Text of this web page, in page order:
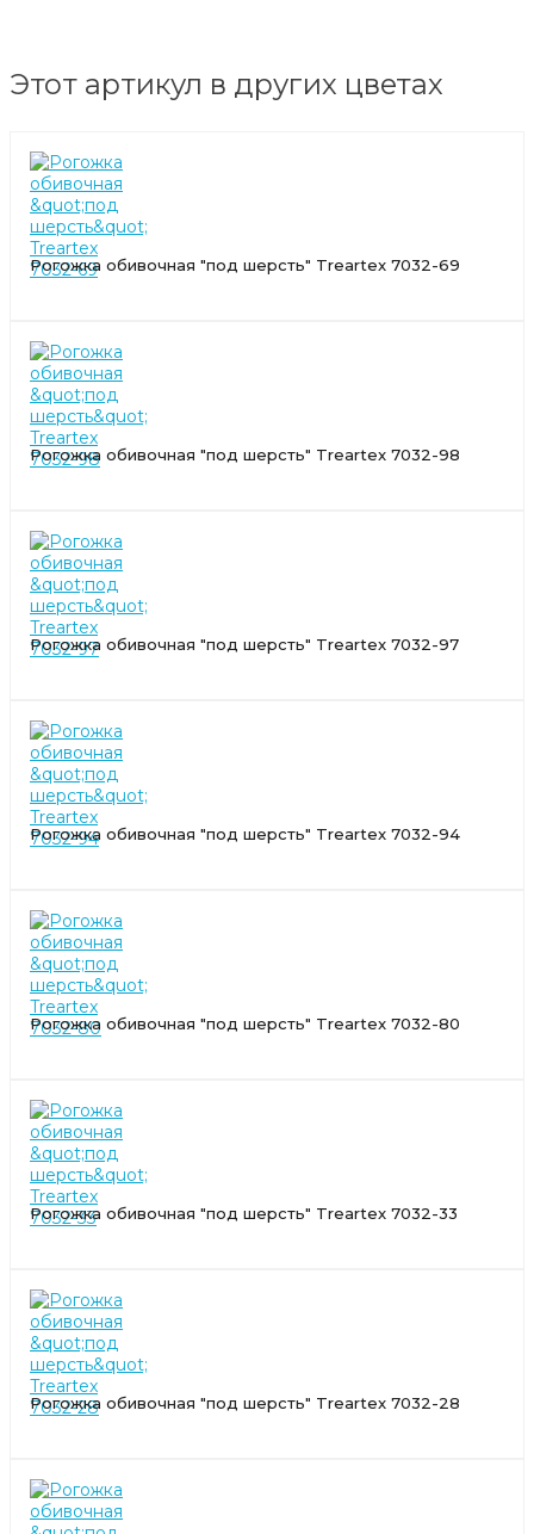
Этот артикул в других цветах
Рогожка обивочная "под шерсть" Treartex 7032-69
Рогожка обивочная "под шерсть" Treartex 7032-98
Рогожка обивочная "под шерсть" Treartex 7032-97
Рогожка обивочная "под шерсть" Treartex 7032-94
Рогожка обивочная "под шерсть" Treartex 7032-80
Рогожка обивочная "под шерсть" Treartex 7032-33
Рогожка обивочная "под шерсть" Treartex 7032-28